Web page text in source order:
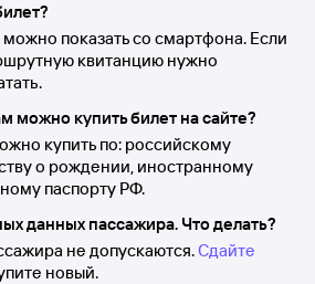
можно показать со смартфона. Если
квитанцию нужно
можно купить билет на сайте?
купить по: российскому
о рождении, иностранному
паспорту РФ.
данных пассажира. Что делать?
не допускаются.Сдайте
новый.